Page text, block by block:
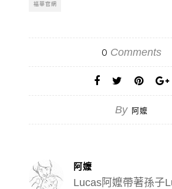
福華官網
0 Comments
By 阿嬤
阿嬤
Lucas阿嬤帶著孫子